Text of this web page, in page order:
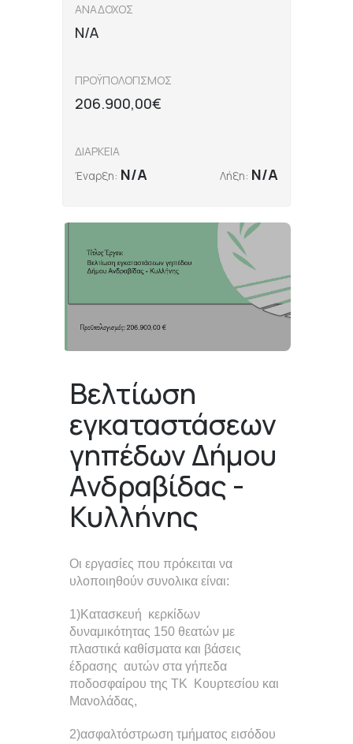
ΑΝΑΔΟΧΟΣ
N/A
ΠΡΟΫΠΟΛΟΓΙΣΜΟΣ
206.900,00€
ΔΙΑΡΚΕΙΑ
Έναρξη: N/A Λήξη: N/A
Βελτίωση
εγκαταστάσεων
γηπέδων Δήμου
Ανδραβίδας -
Κυλλήνης
Οι εργασίες που πρόκειται να
υλοποιηθούν συνολικα είναι:
1)Κατασκευή κερκίδων
δυναμικότητας 150 θεατών με
πλαστικά καθίσματα και βάσεις
έδρασης αυτών στα γήπεδα
ποδοσφαίρου της ΤΚ Κουρτεσίου και
Μανολάδας,
2)ασφαλτόστρωση τμήματος εισόδου